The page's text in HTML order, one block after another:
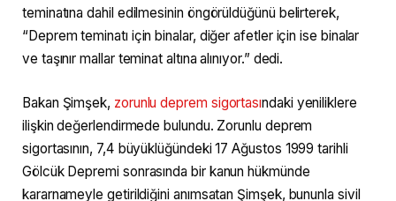
teminatına dahil edilmesinin öngörüldüğünü belirterek,
“Deprem teminatı için binalar, diğer afetler için ise binalar
ve taşınır mallar teminat altına alınıyor.” dedi.
Bakan Şimşek, zorunlu deprem sigortasındaki yeniliklere
ilişkin değerlendirmede bulundu. Zorunlu deprem
sigortasının, 7,4 büyüklüğündeki 17 Ağustos 1999 tarihli
Gölcük Depremi sonrasında bir kanun hükmünde
kararnameyle getirildiğini anımsatan Şimşek, bununla sivil